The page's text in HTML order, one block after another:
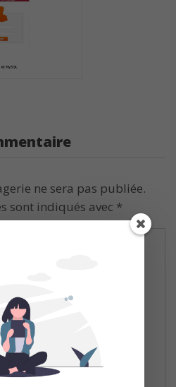
ne sera pas publiée.
sont indiqués avec *